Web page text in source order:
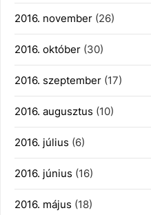
2016. november (26)
2016. október (30)
2016. szeptember (17)
2016. augusztus (10)
2016. július (6)
2016. június (16)
2016. május (18)